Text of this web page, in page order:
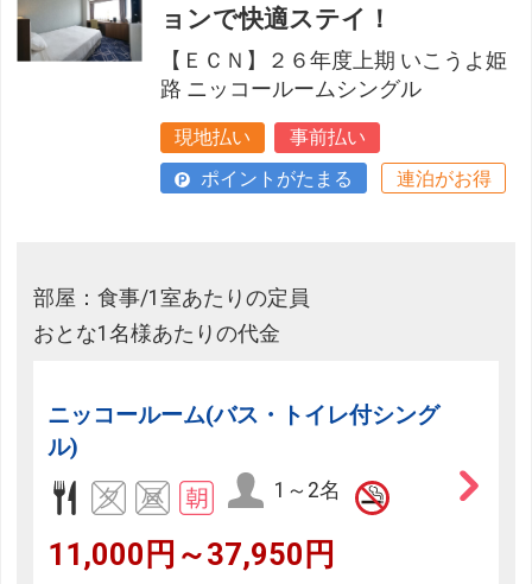
ョンで快適ステイ！
【ＥＣＮ】２６年度上期 いこうよ姫
路 ニッコールームシングル
現地払い
事前払い
ポイントがたまる
連泊がお得
部屋：食事/1室あたりの定員
おとな1名様あたりの代金
ニッコールーム(バス・トイレ付シング
ル)
1～2名
11,000円～37,950円